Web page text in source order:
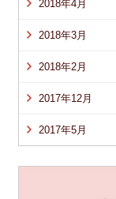
2018年4月
2018年3月
2018年2月
2017年12月
2017年5月